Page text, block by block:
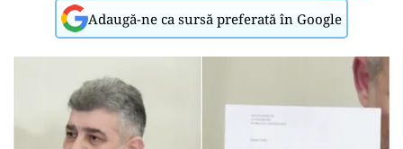
Adaugă-ne ca sursă preferată în Google